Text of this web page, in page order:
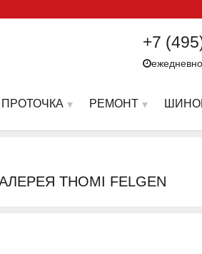
+7
ПРОТОЧКА РЕМОНТ
THOMI FELGEN